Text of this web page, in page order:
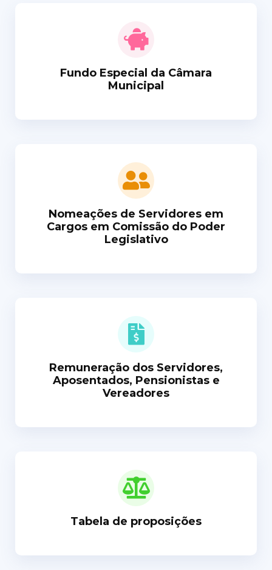
Fundo Especial da Câmara
Municipal
Nomeações de Servidores em
Cargos em Comissão do Poder
Legislativo
Remuneração dos Servidores,
Aposentados, Pensionistas e
Vereadores
Tabela de proposições